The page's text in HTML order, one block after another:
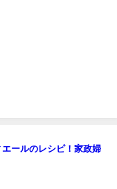
エールのレシピ！家政婦